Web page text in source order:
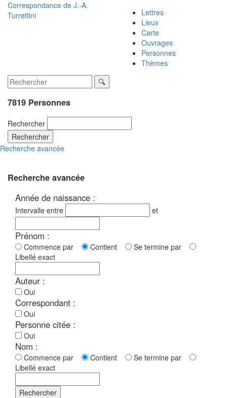
Correspondance de J.-A.
Turrettini
Lettres
Lieux
Carte
Ouvrages
Personnes
Thèmes
7819 Personnes
Rechercher
Rechercher
Recherche avancée
Recherche avancée
Année de naissance :
Intervalle entre et
Prénom :
Commence par Contient
Se termine par
Libellé exact
Auteur :
Oui
Correspondant :
Oui
Personne citée :
Oui
Nom :
Commence par Contient
Se termine par
Libellé exact
Rechercher